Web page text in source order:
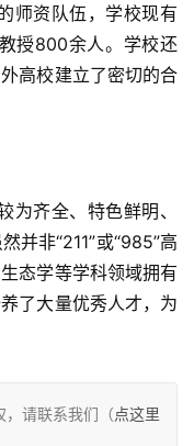
授800余人。学校还
高校建立了密切的合
并非“211”或“985”高
态学等学科领域拥有
了大量优秀人才，为
，请联系我们（点这里